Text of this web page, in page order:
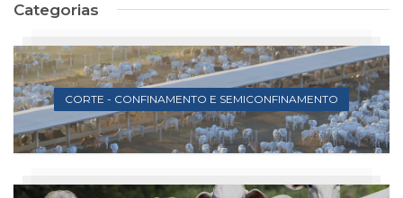
Categorias
CORTE - CONFINAMENTO E SEMICONFINAMENTO